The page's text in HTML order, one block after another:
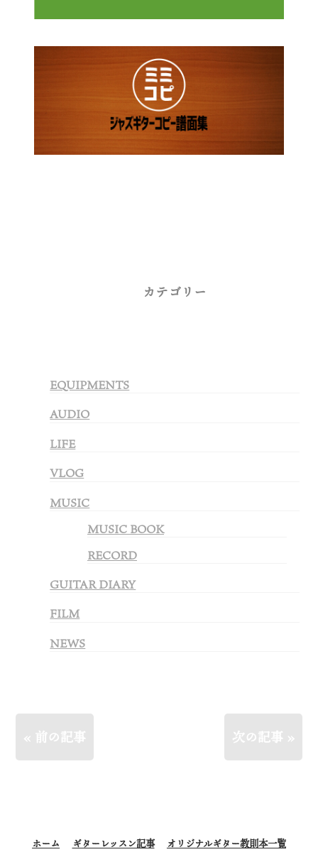
カテゴリー
EQUIPMENTS
AUDIO
LIFE
VLOG
MUSIC
MUSIC BOOK
RECORD
GUITAR DIARY
FILM
NEWS
« 前の記事 次の記事 »
ホーム ギターレッスン記事 オリジナルギター教則本一覧